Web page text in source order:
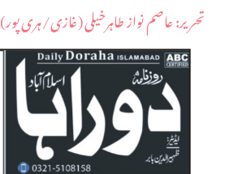
​تحریر: عاصم نواز طاہرخیلی (غازی/ہری پور)